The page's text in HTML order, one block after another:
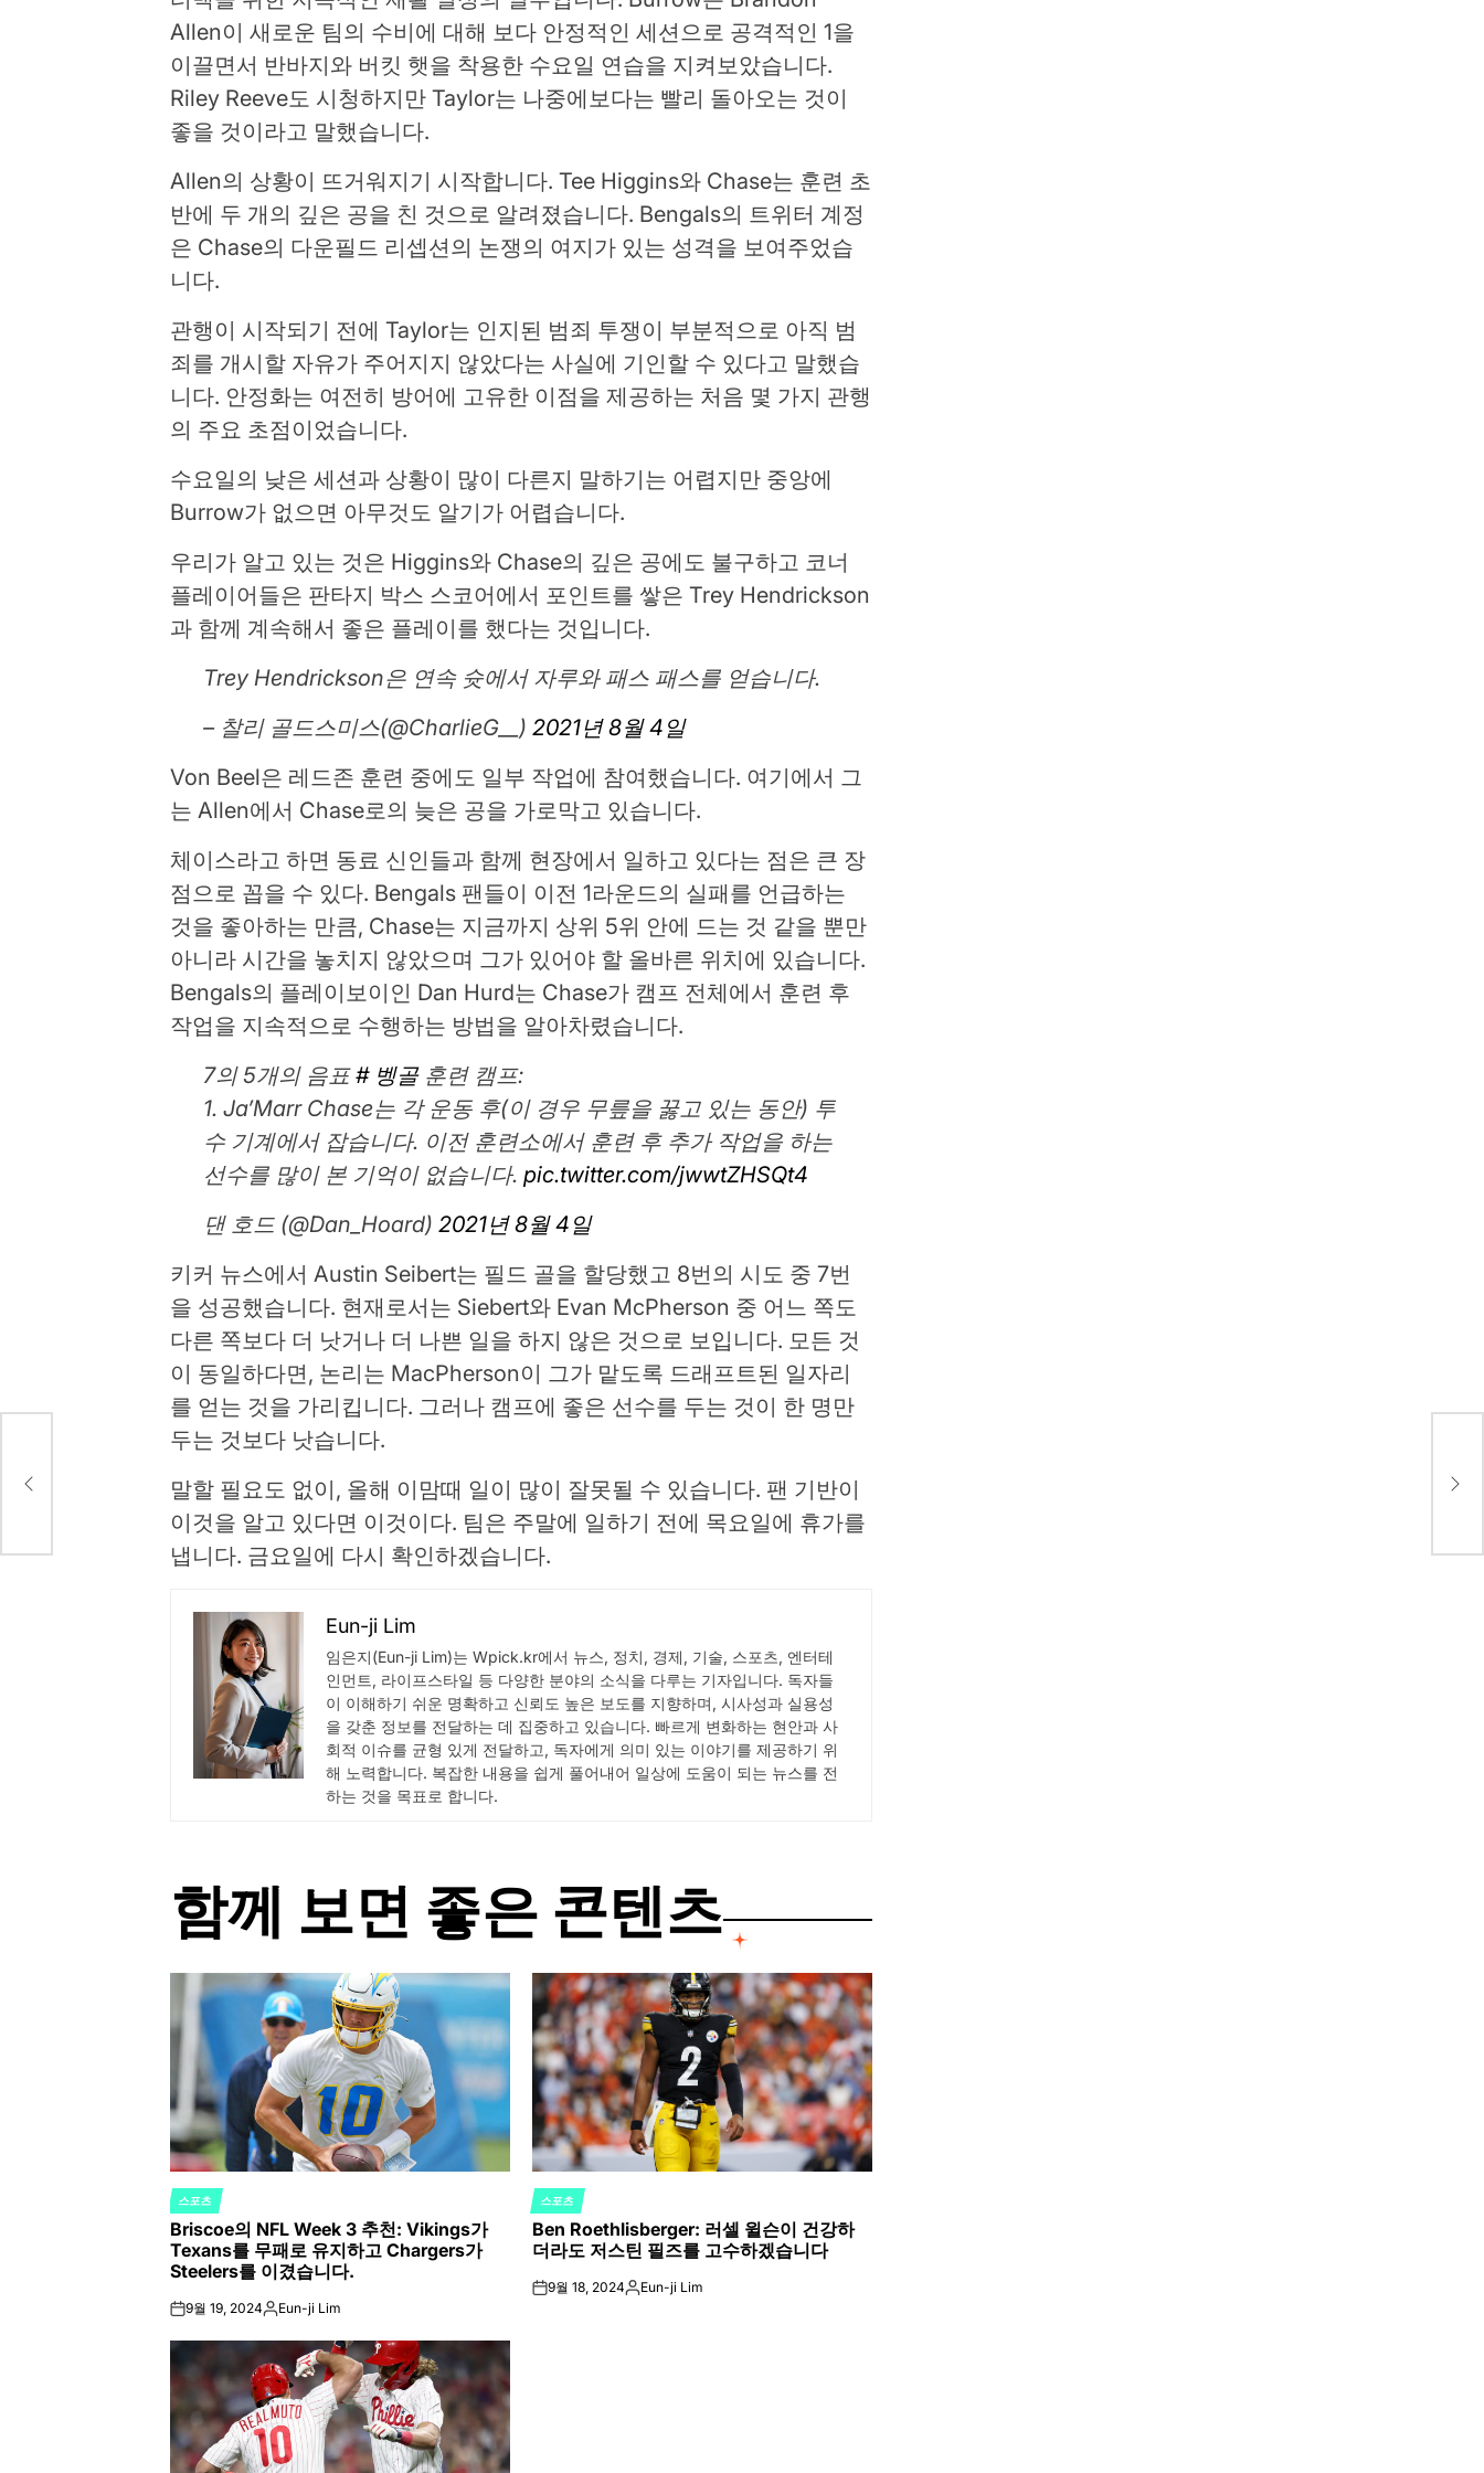
Allen이 새로운 팀의 수비에 대해 보다 안정적인 세션으로 공격적인 1을
이끌면서 반바지와 버킷 햇을 착용한 수요일 연습을 지켜보았습니다.
Riley Reeve도 시청하지만 Taylor는 나중에보다는 빨리 돌아오는 것이
좋을 것이라고 말했습니다.
Allen의 상황이 뜨거워지기 시작합니다. Tee Higgins와 Chase는 훈련 초
반에 두 개의 깊은 공을 친 것으로 알려졌습니다. Bengals의 트위터 계정
은 Chase의 다운필드 리셉션의 논쟁의 여지가 있는 성격을 보여주었습
니다.
관행이 시작되기 전에 Taylor는 인지된 범죄 투쟁이 부분적으로 아직 범
죄를 개시할 자유가 주어지지 않았다는 사실에 기인할 수 있다고 말했습
니다. 안정화는 여전히 방어에 고유한 이점을 제공하는 처음 몇 가지 관행
의 주요 초점이었습니다.
수요일의 낮은 세션과 상황이 많이 다른지 말하기는 어렵지만 중앙에
Burrow가 없으면 아무것도 알기가 어렵습니다.
우리가 알고 있는 것은 Higgins와 Chase의 깊은 공에도 불구하고 코너
플레이어들은 판타지 박스 스코어에서 포인트를 쌓은 Trey Hendrickson
과 함께 계속해서 좋은 플레이를 했다는 것입니다.
Trey Hendrickson은 연속 슛에서 자루와 패스 패스를 얻습니다.
– 찰리 골드스미스(@CharlieG__)2021년 8월 4일
Von Beel은 레드존 훈련 중에도 일부 작업에 참여했습니다. 여기에서 그
는 Allen에서 Chase로의 늦은 공을 가로막고 있습니다.
체이스라고 하면 동료 신인들과 함께 현장에서 일하고 있다는 점은 큰 장
점으로 꼽을 수 있다. Bengals 팬들이 이전 1라운드의 실패를 언급하는
것을 좋아하는 만큼, Chase는 지금까지 상위 5위 안에 드는 것 같을 뿐만
아니라 시간을 놓치지 않았으며 그가 있어야 할 올바른 위치에 있습니다.
Bengals의 플레이보이인 Dan Hurd는 Chase가 캠프 전체에서 훈련 후
작업을 지속적으로 수행하는 방법을 알아차렸습니다.
7의 5개의 음표# 벵골훈련 캠프:
1. Ja’Marr Chase는 각 운동 후(이 경우 무릎을 꿇고 있는 동안) 투
수 기계에서 잡습니다. 이전 훈련소에서 훈련 후 추가 작업을 하는
선수를 많이 본 기억이 없습니다.pic.twitter.com/jwwtZHSQt4
댄 호드 (@Dan_Hoard)2021년 8월 4일
키커 뉴스에서 Austin Seibert는 필드 골을 할당했고 8번의 시도 중 7번
을 성공했습니다. 현재로서는 Siebert와 Evan McPherson 중 어느 쪽도
다른 쪽보다 더 낫거나 더 나쁜 일을 하지 않은 것으로 보입니다. 모든 것
이 동일하다면, 논리는 MacPherson이 그가 맡도록 드래프트된 일자리
를 얻는 것을 가리킵니다. 그러나 캠프에 좋은 선수를 두는 것이 한 명만
두는 것보다 낫습니다.
말할 필요도 없이, 올해 이맘때 일이 많이 잘못될 수 있습니다. 팬 기반이
이것을 알고 있다면 이것이다. 팀은 주말에 일하기 전에 목요일에 휴가를
냅니다. 금요일에 다시 확인하겠습니다.
Eun-ji Lim
임은지(Eun-ji Lim)는 Wpick.kr에서 뉴스, 정치, 경제, 기술, 스포츠, 엔터테
인먼트, 라이프스타일 등 다양한 분야의 소식을 다루는 기자입니다. 독자들
이 이해하기 쉬운 명확하고 신뢰도 높은 보도를 지향하며, 시사성과 실용성
을 갖춘 정보를 전달하는 데 집중하고 있습니다. 빠르게 변화하는 현안과 사
회적 이슈를 균형 있게 전달하고, 독자에게 의미 있는 이야기를 제공하기 위
해 노력합니다. 복잡한 내용을 쉽게 풀어내어 일상에 도움이 되는 뉴스를 전
하는 것을 목표로 합니다.
함께 보면 좋은 콘텐츠
POSTED
IN
스포츠
Briscoe의 NFL Week 3 추천: Vikings가
Texans를 무패로 유지하고 Chargers가
Steelers를 이겼습니다.
on9월 19, 2024Posted
Eun-ji Lim
POSTED
IN
스포츠
Ben Roethlisberger: 러셀 윌슨이 건강하
더라도 저스틴 필즈를 고수하겠습니다
on9월 18, 2024Posted
Eun-ji Lim
접